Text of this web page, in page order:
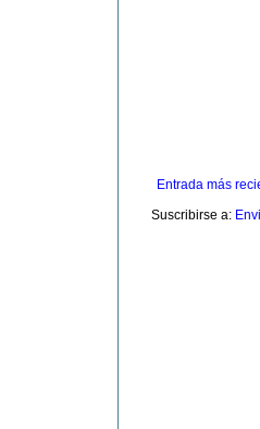
Entrada más
Suscribirse a: